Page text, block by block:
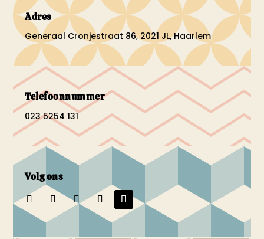
Adres
Generaal Cronjestraat 86, 2021 JL, Haarlem
Telefoonnummer
023 5254 131
Volg ons